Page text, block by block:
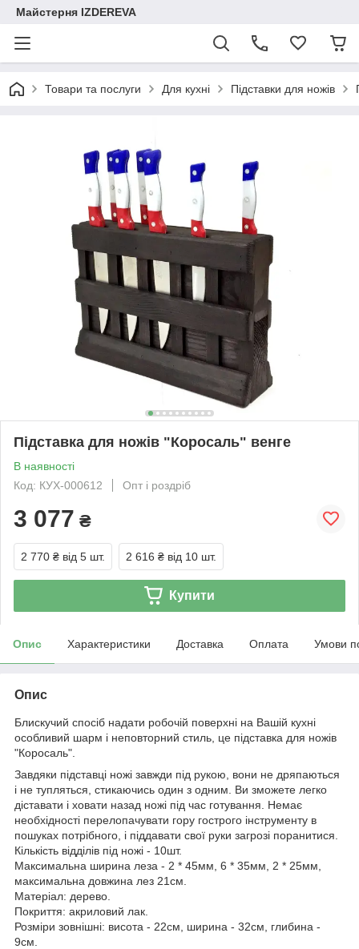
Майстерня IZDEREVA
Товари та послуги Для кухні Підставки для ножів
Підставка для ножів "Коросаль" венге
В наявності
Код: КУХ-000612
Опт і роздріб
3 077 ₴
2 770 ₴ від 5 шт. 2 616 ₴ від 10 шт.
Купити
Опис Характеристики Доставка Оплата Умови
Опис
Блискучий спосіб надати робочій поверхні на Вашій кухні
особливий шарм і неповторний стиль, це підставка для ножів
"Коросаль".
Завдяки підставці ножі завжди під рукою, вони не дряпаються
і не тупляться, стикаючись один з одним. Ви зможете легко
діставати і ховати назад ножі під час готування. Немає
необхідності перелопачувати гору гострого інструменту в
пошуках потрібного, і піддавати свої руки загрозі поранитися.
Кількість відділів під ножі - 10шт.
Максимальна ширина леза - 2 * 45мм, 6 * 35мм, 2 * 25мм,
максимальна довжина лез 21см.
Матеріал: дерево.
Покриття: акриловий лак.
Розміри зовнішні: висота - 22см, ширина - 32см, глибина -
9см.